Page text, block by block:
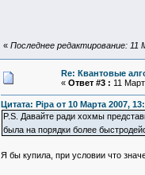
« Последнее редактирование:
Re: Квантовые
« Ответ #3 : 11
Цитата: Pipa от 10 Марта 2007,
P.S. Давайте ради хохмы
была на порядки более
Я бы купила, при условии что